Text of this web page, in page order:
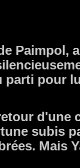
Paimpol,
parti pour
d'une
subis
Mais